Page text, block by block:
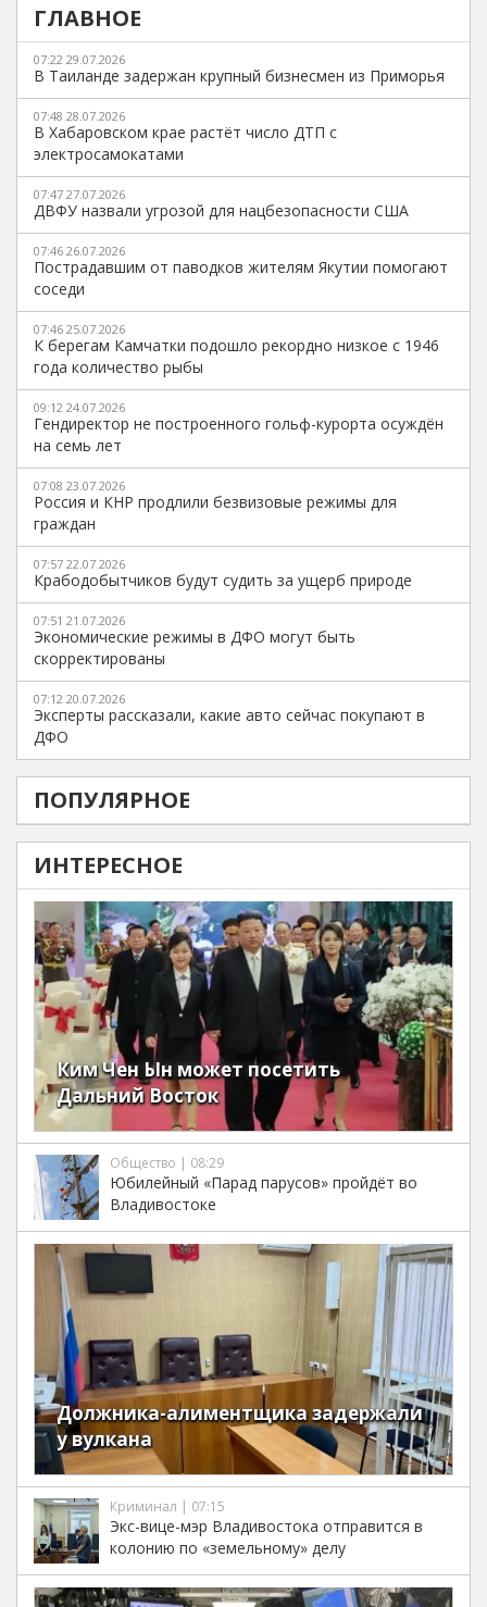
ГЛАВНОЕ
07:22 29.07.2026
В Таиланде задержан крупный бизнесмен из Приморья
07:48 28.07.2026
В Хабаровском крае растёт число ДТП с
электросамокатами
07:47 27.07.2026
ДВФУ назвали угрозой для нацбезопасности США
07:46 26.07.2026
Пострадавшим от паводков жителям Якутии помогают
соседи
07:46 25.07.2026
К берегам Камчатки подошло рекордно низкое с 1946
года количество рыбы
09:12 24.07.2026
Гендиректор не построенного гольф-курорта осуждён
на семь лет
07:08 23.07.2026
Россия и КНР продлили безвизовые режимы для
граждан
07:57 22.07.2026
Крабодобытчиков будут судить за ущерб природе
07:51 21.07.2026
Экономические режимы в ДФО могут быть
скорректированы
07:12 20.07.2026
Эксперты рассказали, какие авто сейчас покупают в
ДФО
ПОПУЛЯРНОЕ
ИНТЕРЕСНОЕ
Ким Чен Ын может посетить
Дальний Восток
Общество | 08:29
Юбилейный «Парад парусов» пройдёт во
Владивостоке
Должника-алиментщика задержали
у вулкана
Криминал | 07:15
Экс-вице-мэр Владивостока отправится в
колонию по «земельному» делу